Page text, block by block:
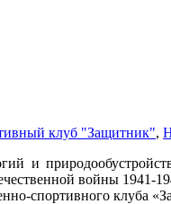
клуб "Защитник",
и
войны
спортивного клуба